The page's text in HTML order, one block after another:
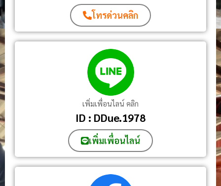
โทรด่วนคลิก
เพิ่มเพื่อนไลน์ คลิก
ID : DDue.1978
เพิ่มเพื่อนไลน์